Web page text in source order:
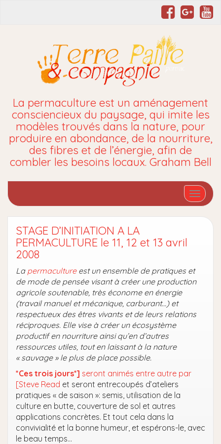
La permaculture est un aménagement
consciencieux du paysage, qui imite les
modèles trouvés dans la nature, pour
produire en abondance, de la nourriture,
des fibres et de l’énergie, afin de
combler les besoins locaux. Graham Bell
STAGE D’INITIATION A LA
PERMACULTURE le 11, 12 et 13 avril
2008
La permacultureest un ensemble de pratiques et
de mode de pensée visant à créer une production
agricole soutenable, très économe en énergie
(travail manuel et mécanique, carburant…) et
respectueux des êtres vivants et de leurs relations
réciproques. Elle vise à créer un écosystème
productif en nourriture ainsi qu’en d’autres
ressources utiles, tout en laissant à la nature
« sauvage » le plus de place possible.
*Ces trois jours*] seront animés entre autre par
[Steve Read et seront entrecoupés d’ateliers
pratiques « de saison »: semis, utilisation de la
culture en butte, couverture de sol et autres
applications concrètes. Et tout cela dans la
convivialité et la bonne humeur, et espérons-le, avec
le beau temps…